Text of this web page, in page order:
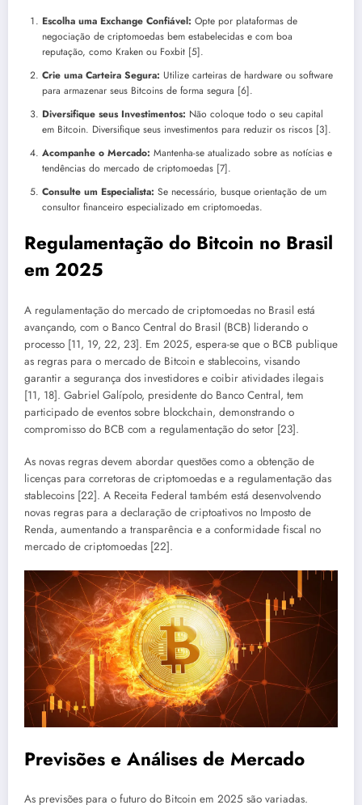
Escolha uma Exchange Confiável: Opte por plataformas de
negociação de criptomoedas bem estabelecidas e com boa
reputação, como Kraken ou Foxbit [5].
Crie uma Carteira Segura: Utilize carteiras de hardware ou software
para armazenar seus Bitcoins de forma segura [6].
Diversifique seus Investimentos: Não coloque todo o seu capital
em Bitcoin. Diversifique seus investimentos para reduzir os riscos [3].
Acompanhe o Mercado: Mantenha-se atualizado sobre as notícias e
tendências do mercado de criptomoedas [7].
Consulte um Especialista: Se necessário, busque orientação de um
consultor financeiro especializado em criptomoedas.
Regulamentação do Bitcoin no Brasil
em 2025
A regulamentação do mercado de criptomoedas no Brasil está
avançando, com o Banco Central do Brasil (BCB) liderando o
processo [11, 19, 22, 23]. Em 2025, espera-se que o BCB publique
as regras para o mercado de Bitcoin e stablecoins, visando
garantir a segurança dos investidores e coibir atividades ilegais
[11, 18]. Gabriel Galípolo, presidente do Banco Central, tem
participado de eventos sobre blockchain, demonstrando o
compromisso do BCB com a regulamentação do setor [23].
As novas regras devem abordar questões como a obtenção de
licenças para corretoras de criptomoedas e a regulamentação das
stablecoins [22]. A Receita Federal também está desenvolvendo
novas regras para a declaração de criptoativos no Imposto de
Renda, aumentando a transparência e a conformidade fiscal no
mercado de criptomoedas [22].
Previsões e Análises de Mercado
As previsões para o futuro do Bitcoin em 2025 são variadas.